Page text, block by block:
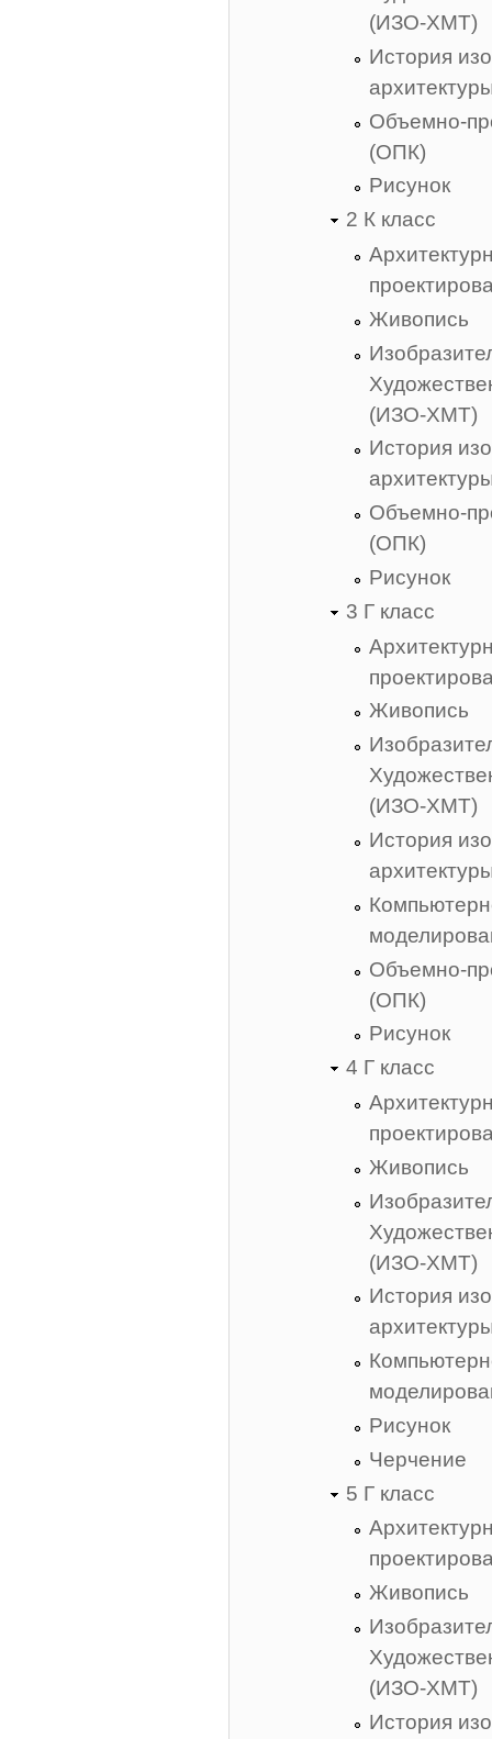
(ИЗО-ХМТ)
История
Объемно-
(ОПК)
Рисунок
2 К класс
Живопись
(ИЗО-ХМТ)
История
Объемно-
(ОПК)
Рисунок
3 Г класс
Живопись
(ИЗО-ХМТ)
История
Объемно-
(ОПК)
Рисунок
4 Г класс
Живопись
(ИЗО-ХМТ)
История
Рисунок
Черчение
5 Г класс
Живопись
(ИЗО-ХМТ)
История